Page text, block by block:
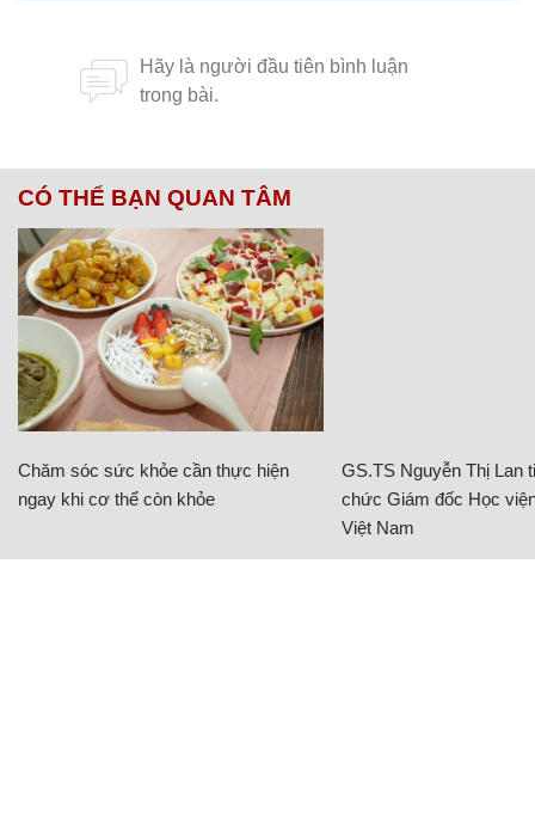
CÓ THỂ BẠN QUAN TÂM
Chăm sóc sức khỏe cần thực hiện
ngay khi cơ thể còn khỏe
GS.TS Nguyễn Thị Lan
chức Giám đốc Học
Việt Nam